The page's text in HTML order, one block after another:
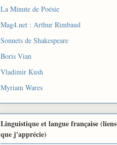
La Minute de Poésie
Mag4.net : Arthur Rimbaud
Sonnets de Shakespeare
Boris Vian
Vladimir Kush
Myriam Wares
Linguistique et langue française (liens
que j'apprécie)